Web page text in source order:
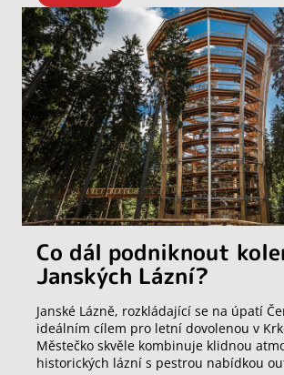
Co dál podniknout
Janských Lázní?
Janské Lázně, rozkládající se na úpatí
ideálním cílem pro letní dovolenou v
Městečko skvěle kombinuje klidnou
historických lázní s pestrou nabídkou